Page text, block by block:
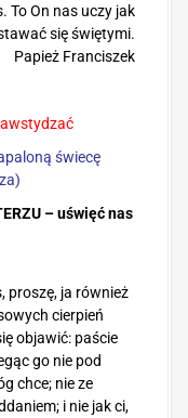
To On nas uczy jak
się świętymi.
Papież Franciszek
świecę
– uświęć nas
proszę, ja również
cierpień
objawić: paście
go nie pod
chce; nie ze
i nie jak ci,